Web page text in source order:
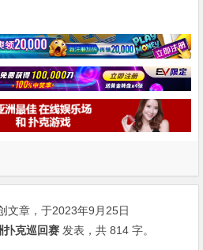
文章，于2023年9月25日
扑克巡回赛 发表，共 814 字。